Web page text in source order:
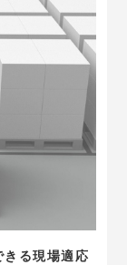
る現場適応